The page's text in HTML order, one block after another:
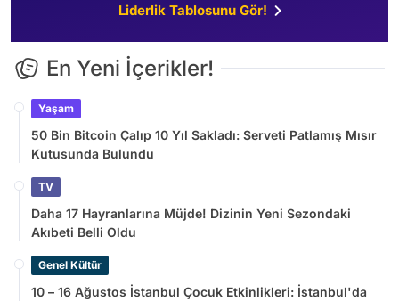
Liderlik Tablosunu Gör!
En Yeni İçerikler!
Yaşam
50 Bin Bitcoin Çalıp 10 Yıl Sakladı: Serveti Patlamış Mısır
Kutusunda Bulundu
TV
Daha 17 Hayranlarına Müjde! Dizinin Yeni Sezondaki
Akıbeti Belli Oldu
Genel Kültür
10 – 16 Ağustos İstanbul Çocuk Etkinlikleri: İstanbul'da